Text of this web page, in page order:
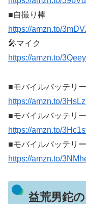
■自撮り棒
https://amzn.to/
🎤マイク
https://amzn.to/
■モバイルバッテリ
https://amzn.to/
■モバイルバッテリ
https://amzn.to/
■モバイルバッテリ
https://amzn.to/
益荒男鉈